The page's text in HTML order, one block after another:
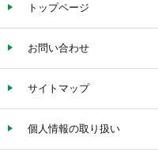
トップページ
お問い合わせ
サイトマップ
個人情報の取り扱い